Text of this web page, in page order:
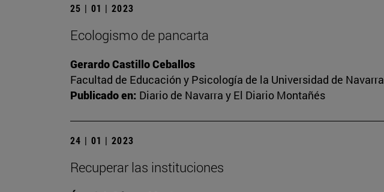
25 | 01 | 2023
Ecologismo de pancarta
Gerardo Castillo Ceballos
Facultad de Educación y Psicología de la Universidad de Navarra
Publicado en: Diario de Navarra y El Diario Montañés
24 | 01 | 2023
Recuperar las instituciones